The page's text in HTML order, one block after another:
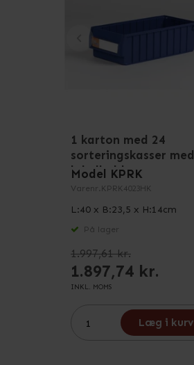
1 karton med 24
sorteringskasser med
labelholdere
Model KPRK
Varenr. KPRK4023HK
L:40 x B:23,5 x H:14cm
På lager
1.997,61 kr.
1.897,74 kr.
INKL. MOMS
Læg i kurv